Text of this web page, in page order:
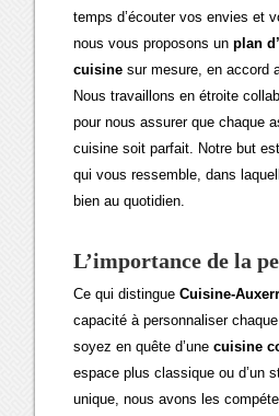
temps d’écouter vos envies et
nous vous proposons unplan
cuisine sur mesure, en accord
Nous travaillons en étroite
pour nous assurer que chaque
cuisine soit parfait. Notre but
qui vous ressemble, dans
bien au quotidien.
L’importance de la
Ce qui distingueCuisine-
capacité à personnaliser
soyez en quête d’unecuisine
espace plus classique ou d’un
unique, nous avons les